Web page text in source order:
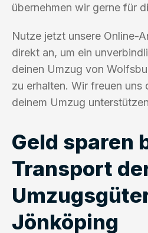
übernehmen wir gerne für
Nutze jetzt unsere Online-
direkt an, um ein
deinen Umzug von
zu erhalten. Wir freuen uns
deinem Umzug
Geld sparen
Transport
Jönköping